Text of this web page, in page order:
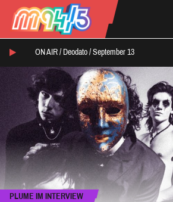
ON AIR / Deodato / September 13
PLUME IM INTERVIEW